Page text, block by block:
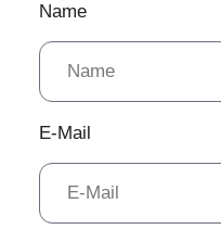
Name
E-Mail